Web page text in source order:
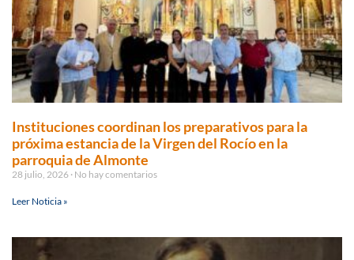
Instituciones coordinan los preparativos para la
próxima estancia de la Virgen del Rocío en la
parroquia de Almonte
28 julio, 2026 No hay comentarios
Leer Noticia »